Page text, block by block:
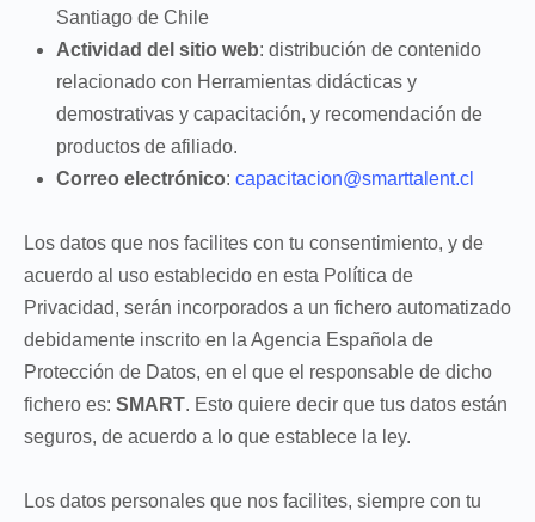
Santiago de Chile
Actividad del sitio web: distribución de contenido
relacionado con Herramientas didácticas y
demostrativas y capacitación, y recomendación de
productos de afiliado.
Correo electrónico: capacitacion@smarttalent.cl
Los datos que nos facilites con tu consentimiento, y de
acuerdo al uso establecido en esta Política de
Privacidad, serán incorporados a un fichero automatizado
debidamente inscrito en la Agencia Española de
Protección de Datos, en el que el responsable de dicho
fichero es: SMART. Esto quiere decir que tus datos están
seguros, de acuerdo a lo que establece la ley.
Los datos personales que nos facilites, siempre con tu